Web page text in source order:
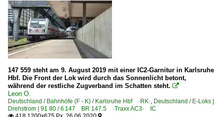
147 559 steht am 9. August 2019 mit einer IC2-Garnitur in Karlsruhe
Hbf. Die Front der Lok wird durch das Sonnenlicht betont,
während der restliche Zugverband im Schatten steht. 
Leon O.
Deutschland / Bahnhöfe (F - K) / Karlsruhe Hbf ·RK·, Deutschland / E-Loks |
Drehstrom | 91 80 / 6 147 BR 147.5 ·Traxx AC3· IC